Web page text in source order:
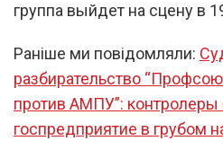
группа выйдет на сцену в
Раніше ми повідомляли:
разбирательство
против АМПУ”:
госпредприятие в грубом